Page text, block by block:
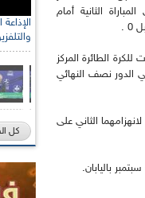
الثانية أمام
الطائرة المركز
الدور نصف النهائي
الثاني على
كل